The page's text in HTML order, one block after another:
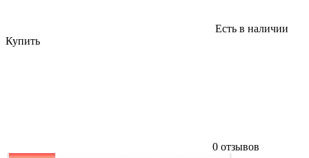
Есть в наличии
Купить
0 отзывов